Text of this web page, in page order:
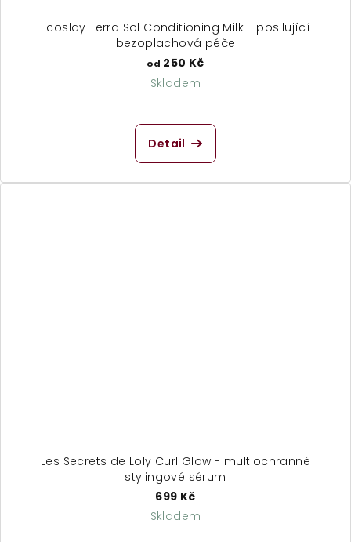
Ecoslay Terra Sol Conditioning Milk - posilující
bezoplachová péče
od 250 Kč
Skladem
Detail
Les Secrets de Loly Curl Glow - multiochranné
stylingové sérum
699 Kč
Skladem